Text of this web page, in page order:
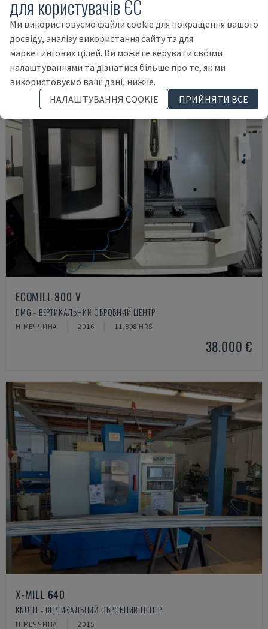
DAEWOO - ВЕРТИКАЛЬНИЙ ОБРОБНИЙ ЦЕНТР
ІТАЛІЯ 2003
21.000 €
ECOMILL 800 V
DMG - ВЕРТИКАЛЬНИЙ ОБРОБНИЙ ЦЕНТР
НІМЕЧЧИНА 2016 11.898 HRS
38.000 €
X-MILL 640
KNUTH - ВЕРТИКАЛЬНИЙ ОБРОБНИЙ ЦЕНТР
НІМЕЧЧИНА 2015
для користувачів ЄС
Ми використовуємо файли cookie для покращення вашого
досвіду, аналізу використання сайту та для
маркетингових цілей. Ви можете керувати своїми
налаштуваннями та дізнатися більше про те, як ми
використовуємо ваші дані, нижче.
НАЛАШТУВАННЯ COOKIE
ПРИЙНЯТИ ВСЕ